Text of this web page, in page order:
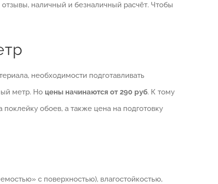
наличный и безналичный расчёт. Чтобы
необходимости подготавливать
метр. Но цены начинаются от 290 руб. К тому
обоев, а также цена на подготовку
с поверхностью), влагостойкостью,